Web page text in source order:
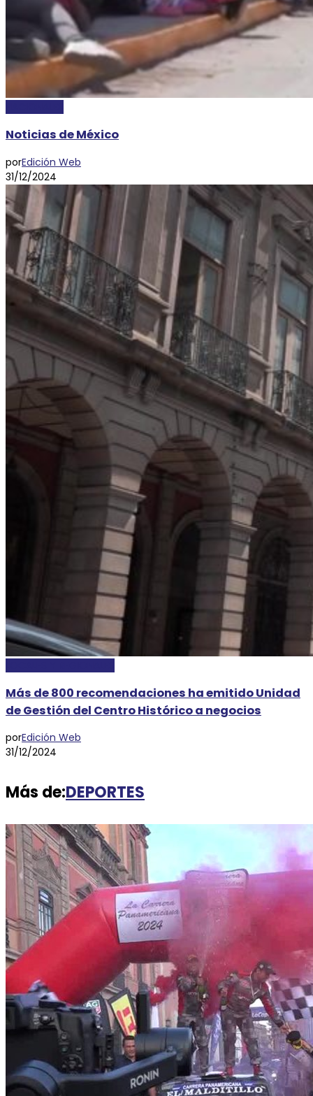
Noticias de México
porEdición Web
31/12/2024
Más de 800 recomendaciones ha emitido Unidad
de Gestión del Centro Histórico a negocios
porEdición Web
31/12/2024
Más de:DEPORTES